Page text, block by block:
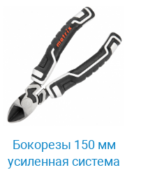
Бокорезы 150 мм
усиленная система